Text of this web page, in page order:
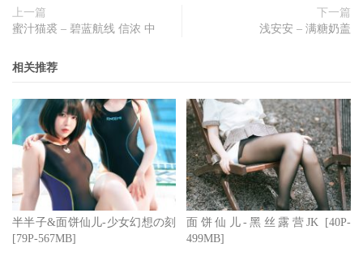
上一篇
蜜汁猫裘 – 碧蓝航线 信浓 中
下一篇
浅安安 – 满糖奶盖
相关推荐
半半子&面饼仙儿-少女幻想の刻
[79P-567MB]
面饼仙儿-黑丝露营JK [40P-
499MB]